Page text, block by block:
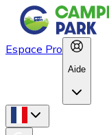
Espace Pro
Aide